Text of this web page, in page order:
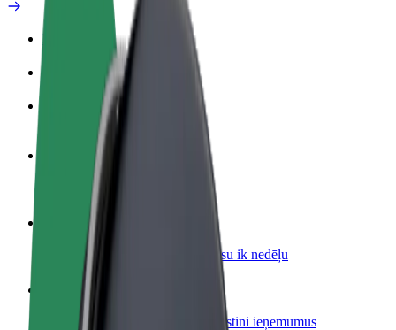
Ieguvumi
Kā pievienoties
Kļūsti par autovadītāju
Gūsti ieņēmumus, kā vēlies
Kļūsti par kurjeru
Piegādā ēdienu un saņem izmaksu ik nedēļu
Pievieno restorānu vai veikalu
Sasniedz vairāk klientu un paaugstini ieņēmumus